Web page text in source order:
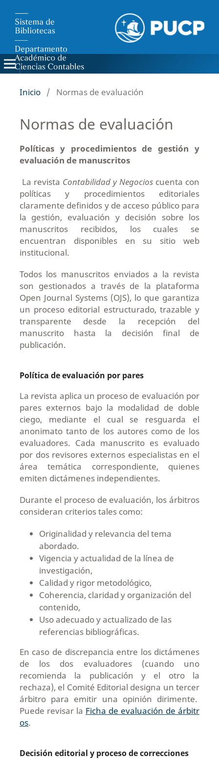
Inicio / Normas de evaluación
Normas de evaluación
Políticas y procedimientos de gestión y
evaluación de manuscritos
La revista Contabilidad y Negocios cuenta con
políticas y procedimientos editoriales
claramente definidos y de acceso público para
la gestión, evaluación y decisión sobre los
manuscritos recibidos, los cuales se
encuentran disponibles en su sitio web
institucional.
Todos los manuscritos enviados a la revista
son gestionados a través de la plataforma
Open Journal Systems (OJS), lo que garantiza
un proceso editorial estructurado, trazable y
transparente desde la recepción del
manuscrito hasta la decisión final de
publicación.
Política de evaluación por pares
La revista aplica un proceso de evaluación por
pares externos bajo la modalidad de doble
ciego, mediante el cual se resguarda el
anonimato tanto de los autores como de los
evaluadores. Cada manuscrito es evaluado
por dos revisores externos especialistas en el
área temática correspondiente, quienes
emiten dictámenes independientes.
Durante el proceso de evaluación, los árbitros
consideran criterios tales como:
Originalidad y relevancia del tema
abordado.
Vigencia y actualidad de la línea de
investigación,
Calidad y rigor metodológico,
Coherencia, claridad y organización del
contenido,
Uso adecuado y actualizado de las
referencias bibliográficas.
En caso de discrepancia entre los dictámenes
de los dos evaluadores (cuando uno
recomienda la publicación y el otro la
rechaza), el Comité Editorial designa un tercer
árbitro para emitir una opinión dirimente.
Puede revisar la Ficha de evaluación de árbitr
os.
Decisión editorial y proceso de correcciones